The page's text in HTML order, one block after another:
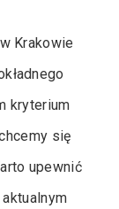
Krakowie
kryterium
się
upewnić